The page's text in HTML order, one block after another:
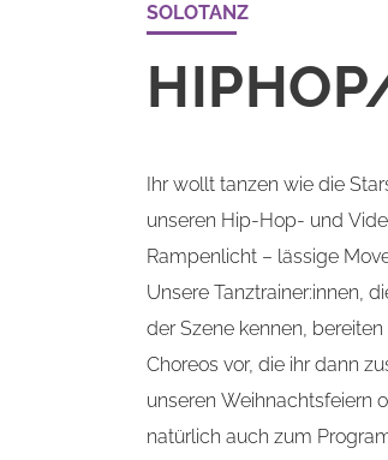
SOLOTANZ
Ihr wollt tanzen wie die
unseren Hip-Hop- und
Rampenlicht – lässige
Unsere Tanztrainer:innen,
der Szene kennen,
Choreos vor, die ihr dann
unseren Weihnachtsfeiern
natürlich auch zum